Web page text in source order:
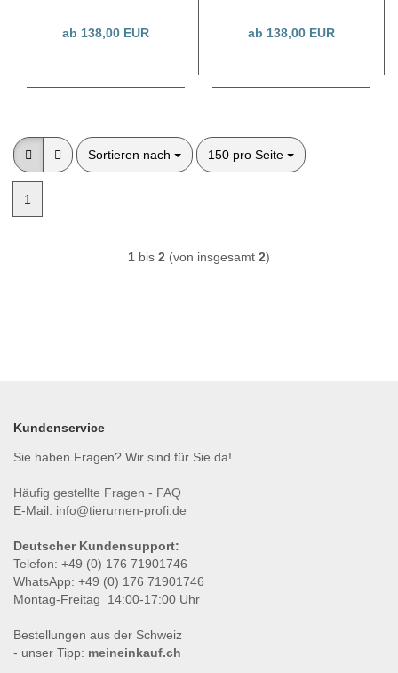
ab 138,00 EUR ab 138,00 EUR
Sortieren nach
Sortieren nach 150 pro Seite
pro Seite
1
1 bis 2 (von insgesamt 2)
Kundenservice
Sie haben Fragen? Wir sind für Sie da!
Häufig gestellte Fragen - FAQ
E-Mail: info@tierurnen-profi.de
Deutscher Kundensupport:
Telefon: +49 (0) 176 71901746
WhatsApp: +49 (0) 176 71901746
Montag-Freitag 14:00-17:00 Uhr
Bestellungen aus der Schweiz
- unser Tipp: meineinkauf.ch